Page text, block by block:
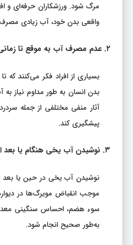
مرگ شود. ورزشکاران حرفه‌ای و
واقعی بدن خود، آب زیادی
۲. عدم مصرف آب به موقع تا زمانی که تشنه شویم
بسیاری از افراد فکر می‌کنند
بدن انسان به طور مداوم نیاز
آثار منفی مختلفی از جمله
پیشگیری کند.
۳. نوشیدن آب یخی هنگام یا بعد از غذا
نوشیدن آب یخی در حین یا بعد
موجب انقباض مویرگ‌ها در
سوء هضم، احساس سنگینی معده
به‌طور صحیح انجام شود.